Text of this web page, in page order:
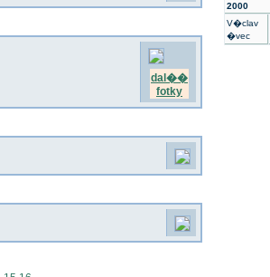
dal��
fotky
2000
V�clav
�vec